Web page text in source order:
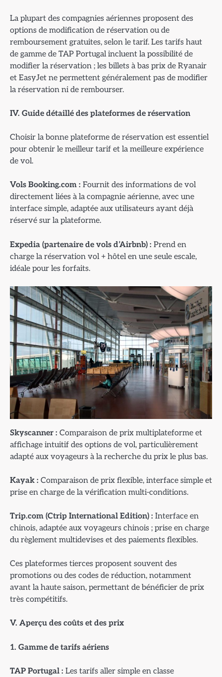
La plupart des compagnies aériennes proposent des
options de modification de réservation ou de
remboursement gratuites, selon le tarif. Les tarifs haut
de gamme de TAP Portugal incluent la possibilité de
modifier la réservation ; les billets à bas prix de Ryanair
et EasyJet ne permettent généralement pas de modifier
la réservation ni de rembourser.
IV. Guide détaillé des plateformes de réservation
Choisir la bonne plateforme de réservation est essentiel
pour obtenir le meilleur tarif et la meilleure expérience
de vol.
Vols Booking.com : Fournit des informations de vol
directement liées à la compagnie aérienne, avec une
interface simple, adaptée aux utilisateurs ayant déjà
réservé sur la plateforme.
Expedia (partenaire de vols d’Airbnb) : Prend en
charge la réservation vol + hôtel en une seule escale,
idéale pour les forfaits.
Skyscanner : Comparaison de prix multiplateforme et
affichage intuitif des options de vol, particulièrement
adapté aux voyageurs à la recherche du prix le plus bas.
Kayak : Comparaison de prix flexible, interface simple et
prise en charge de la vérification multi-conditions.
Trip.com (Ctrip International Edition) : Interface en
chinois, adaptée aux voyageurs chinois ; prise en charge
du règlement multidevises et des paiements flexibles.
Ces plateformes tierces proposent souvent des
promotions ou des codes de réduction, notamment
avant la haute saison, permettant de bénéficier de prix
très compétitifs.
V. Aperçu des coûts et des prix
1. Gamme de tarifs aériens
TAP Portugal : Les tarifs aller simple en classe